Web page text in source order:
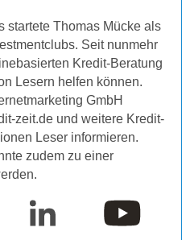
startete Thomas Mücke als
Seit nunmehr
Kredit-Beratung
Lesern helfen können.
GmbH
zeit.de und weitere Kredit-
Leser informieren.
zudem zu einer